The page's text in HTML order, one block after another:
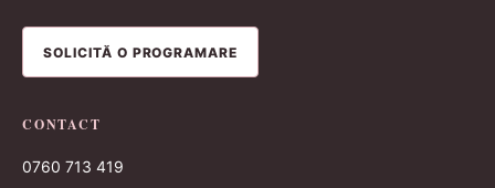
SOLICITĂ O PROGRAMARE
CONTACT
0760 713 419